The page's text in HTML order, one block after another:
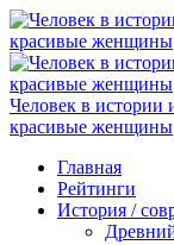
Человек в
красивые женщины
Главная
Рейтинги
История /